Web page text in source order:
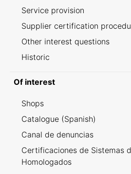
Service provision
Supplier certification
Other interest questions
Historic
Of interest
Shops
Catalogue (Spanish)
Canal de denuncias
Certificaciones de Sistemas
Homologados